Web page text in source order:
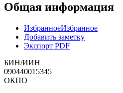
Общая информация
ИзбранноеИзбранное
Добавить заметку
Экспорт PDF
БИН/ИИН
090440015345
ОКПО